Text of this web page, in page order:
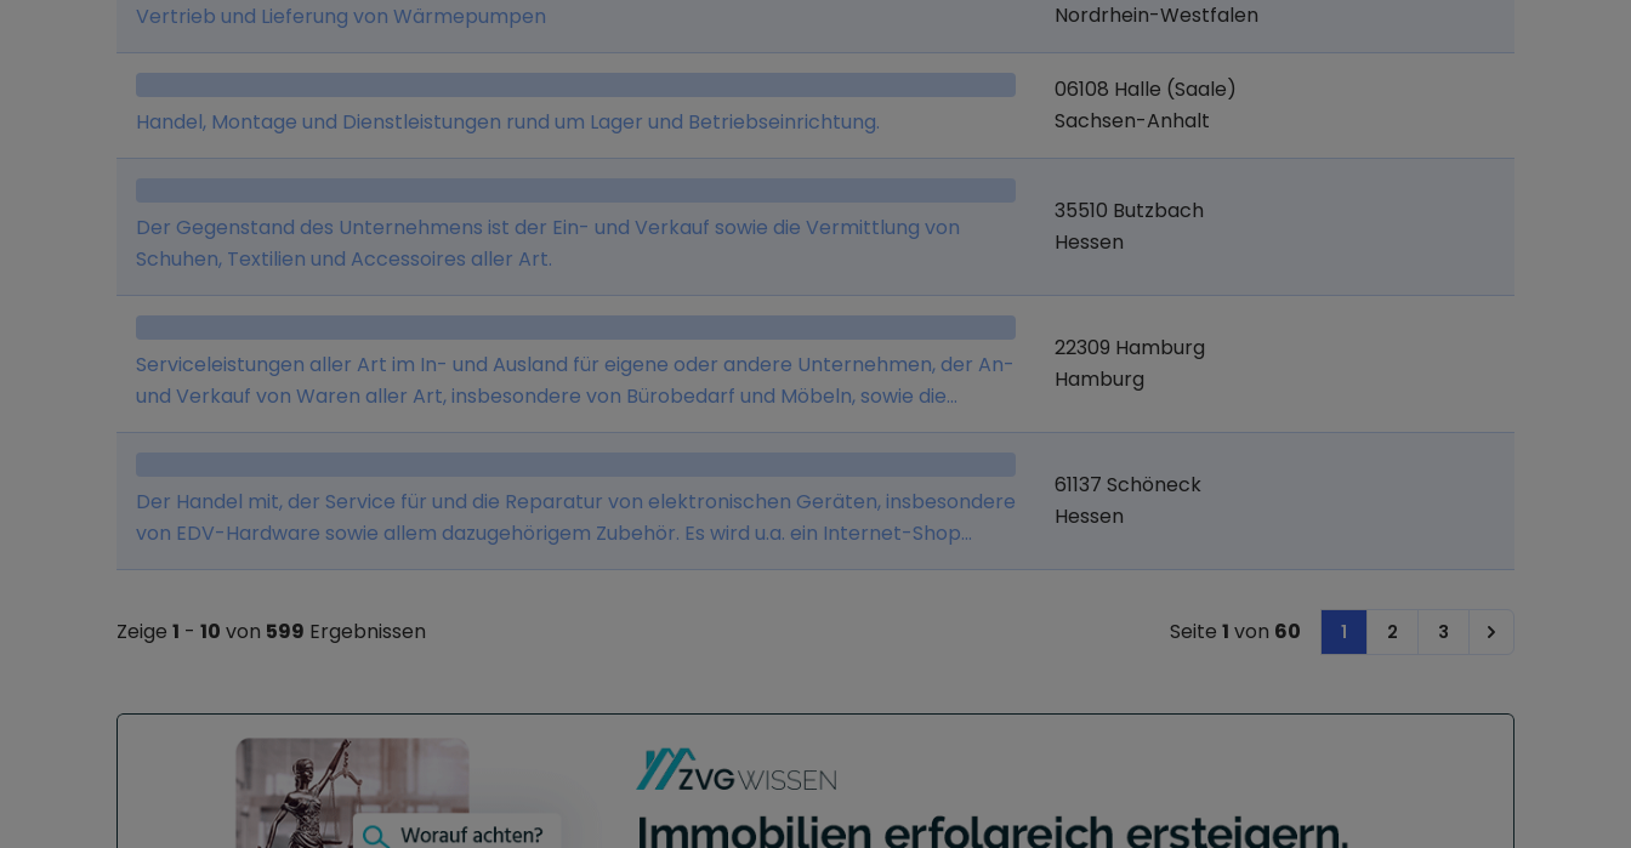
Vertrieb und Lieferung von Wärmepumpen
Nordrhein-Westfalen
Handel, Montage und Dienstleistungen rund um Lager und Betriebseinrichtung.
06108 Halle (Saale)
Sachsen-Anhalt
Der Gegenstand des Unternehmens ist der Ein- und Verkauf sowie die Vermittlung von
Schuhen, Textilien und Accessoires aller Art.
35510 Butzbach
Hessen
Serviceleistungen aller Art im In- und Ausland für eigene oder andere Unternehmen, der An-
und Verkauf von Waren aller Art, insbesondere von Bürobedarf und Möbeln, sowie die
Vermittlung von Versicherungen und Bausparverträgen.
22309 Hamburg
Hamburg
Der Handel mit, der Service für und die Reparatur von elektronischen Geräten, insbesondere
von EDV-Hardware sowie allem dazugehörigem Zubehör. Es wird u.a. ein Internet-Shop
betrieben.
61137 Schöneck
Hessen
Zeige 1 - 10 von 599 Ergebnissen Seite 1 von 60 1 2 3 Next